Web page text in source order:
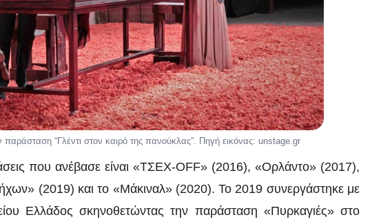
παράσταση “Γλέντι στον καιρό της πανούκλας”. Πηγή εικόνας: unstage.gr
που ανέβασε είναι «ΤΣΕΧ-OFF» (2016), «Ορλάντο» (2017),
(2019) και το «Μάκιναλ» (2020). Το 2019 συνεργάστηκε με
Ελλάδος σκηνοθετώντας την παράσταση «Πυρκαγιές» στο